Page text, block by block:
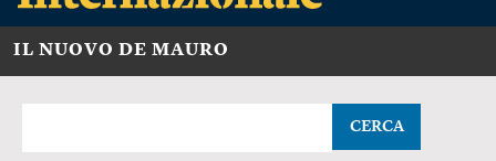
IL NUOVO DE MAURO
CERCA